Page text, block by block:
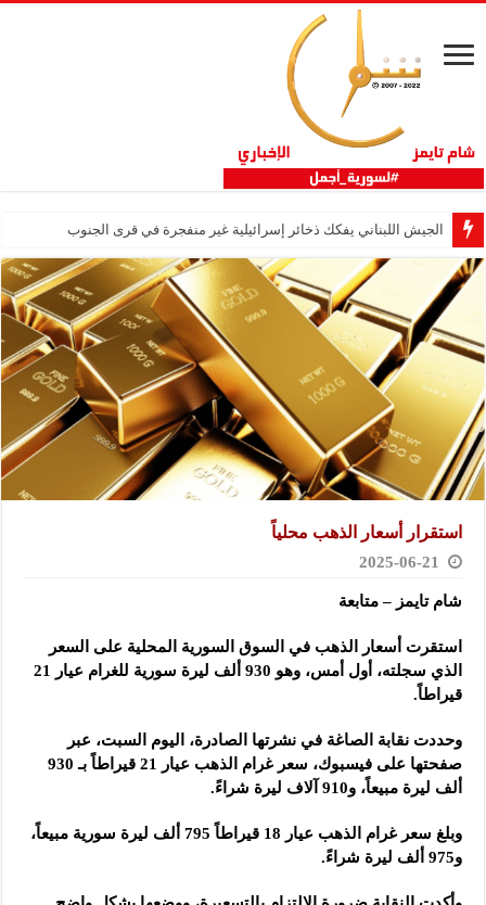
الجيش اللبناني يفكك ذخائر إسرائيلية غير منفجرة في قرى الجنوب
استقرار أسعار الذهب محلياً
2025-06-21
شام تايمز – متابعة
استقرت أسعار الذهب في السوق السورية المحلية على السعر
الذي سجلته، أول أمس، وهو 930 ألف ليرة سورية للغرام عيار 21
قيراطاً.
وحددت نقابة الصاغة في نشرتها الصادرة، اليوم السبت، عبر
صفحتها على فيسبوك، سعر غرام الذهب عيار 21 قيراطاً بـ 930
ألف ليرة مبيعاً، و910 آلاف ليرة شراءً.
وبلغ سعر غرام الذهب عيار 18 قيراطاً 795 ألف ليرة سورية مبيعاً،
و975 ألف ليرة شراءً.